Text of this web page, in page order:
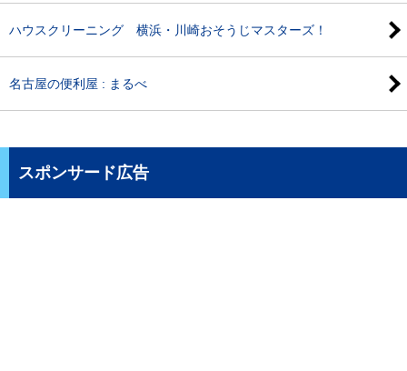
ハウスクリーニング 横浜・川崎おそうじマスターズ！
名古屋の便利屋 : まるべ
スポンサード広告